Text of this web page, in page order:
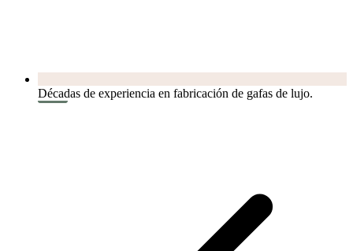
Décadas de experiencia en fabricación de gafas de lujo.